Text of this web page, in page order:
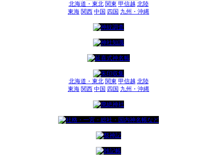
北海道・東北 関東 甲信越 北陸
東海 関西 中国 四国 九州・沖縄
北海道・東北 関東 甲信越 北陸
東海 関西 中国 四国 九州・沖縄